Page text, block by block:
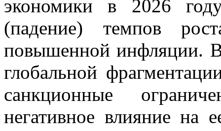
экономики в 2026
(падение) темпов
повышенной инфляции. В
глобальной
санкционные
негативное влияние на